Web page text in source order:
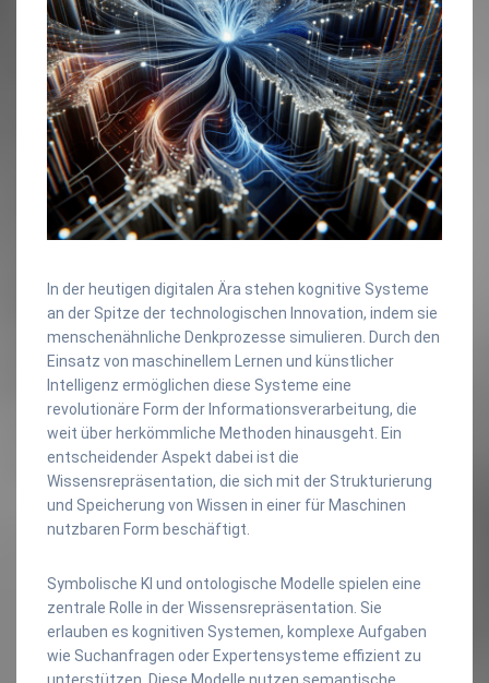
In der heutigen digitalen Ära stehen kognitive Systeme
an der Spitze der technologischen Innovation, indem sie
menschenähnliche Denkprozesse simulieren. Durch den
Einsatz von maschinellem Lernen und künstlicher
Intelligenz ermöglichen diese Systeme eine
revolutionäre Form der Informationsverarbeitung, die
weit über herkömmliche Methoden hinausgeht. Ein
entscheidender Aspekt dabei ist die
Wissensrepräsentation, die sich mit der Strukturierung
und Speicherung von Wissen in einer für Maschinen
nutzbaren Form beschäftigt.
Symbolische KI und ontologische Modelle spielen eine
zentrale Rolle in der Wissensrepräsentation. Sie
erlauben es kognitiven Systemen, komplexe Aufgaben
wie Suchanfragen oder Expertensysteme effizient zu
unterstützen. Diese Modelle nutzen semantische